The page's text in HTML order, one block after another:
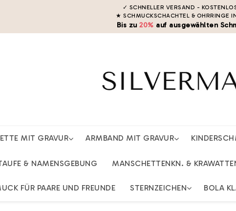
✓ SCHNELLER VERSAND -
★ SCHMUCKSCHACHTEL & OHRRINGE
Bis zu20% auf ausgewählten
MIT GRAVUR ARMBAND MIT GRAVUR
& NAMENSGEBUNG MANSCHETTENKN. &
FÜR PAARE UND FREUNDE STERNZEICHEN BOLA